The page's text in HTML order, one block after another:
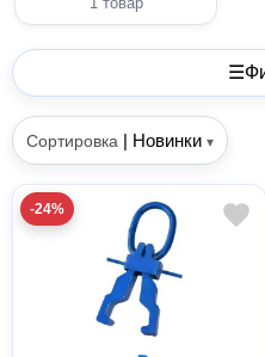
☰
Сортировка | Новинки ▾
-24%